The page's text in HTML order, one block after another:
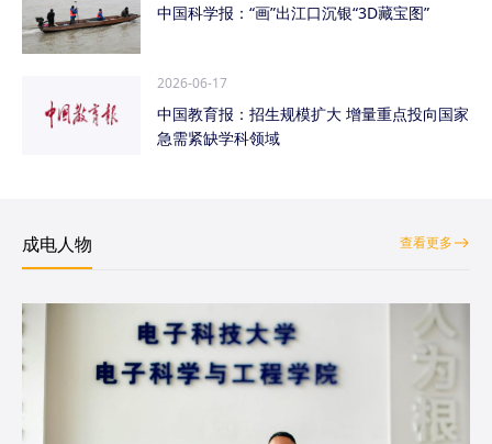
中国科学报：“画”出江口沉银“3D藏宝图”
2026-06-17
中国教育报：招生规模扩大 增量重点投向国家
急需紧缺学科领域
成电人物 查看更多